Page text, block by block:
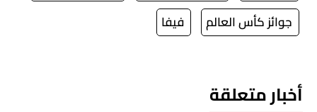
جوائز كأس العالم
فيفا
أخبار متعلقة